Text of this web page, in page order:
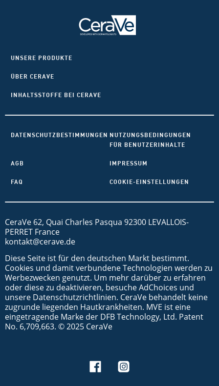
UNSERE PRODUKTE
ÜBER CERAVE
INHALTSSTOFFE BEI CERAVE
DATENSCHUTZBESTIMMUNGEN NUTZUNGSBEDINGUNGEN
FÜR BENUTZERINHALTE
AGB IMPRESSUM
FAQ COOKIE-EINSTELLUNGEN
CeraVe 62, Quai Charles Pasqua 92300 LEVALLOIS-
PERRET France
kontakt@cerave.de
Diese Seite ist für den deutschen Markt bestimmt.
Cookies und damit verbundene Technologien werden zu
Werbezwecken genutzt. Um mehr darüber zu erfahren
oder diese zu deaktivieren, besuche AdChoices und
unsere Datenschutzrichtlinien. CeraVe behandelt keine
zugrunde liegenden Hautkrankheiten. MVE ist eine
eingetragende Marke der DFB Technology, Ltd. Patent
No. 6,709,663. © 2025 CeraVe